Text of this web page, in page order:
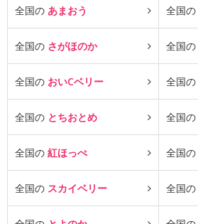
全国の あまおう 全国の
全国の さがほのか 全国の
全国の おいCベリー 全国の
全国の とちおとめ 全国の
全国の 紅ほっぺ 全国の
全国の スカイベリー 全国の